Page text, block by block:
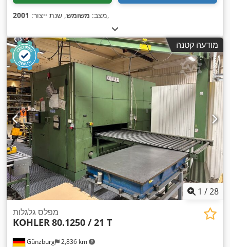
מצב: משומש, שנת ייצור: 2001 ,
מודעה קטנה
1 /28
Günzburg 2,836 km
מפלס גלגלות
KOHLER80.1250 / 21 T